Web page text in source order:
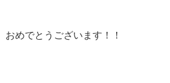
、おめでとうございます！！